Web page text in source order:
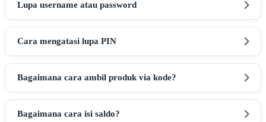
Lupa username atau password
Cara mengatasi lupa PIN
Bagaimana cara ambil produk via kode?
Bagaimana cara isi saldo?